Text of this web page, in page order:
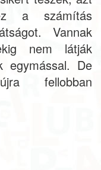
a számítás
Vannak
nem látják
egymással. De
fellobban